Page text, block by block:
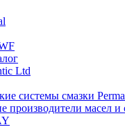
Ltd
системы смазки
производители масел и